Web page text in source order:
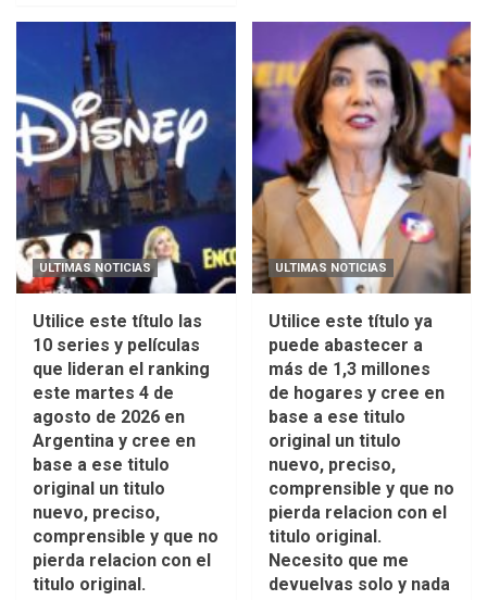
ULTIMAS NOTICIAS
Utilice este título las
10 series y películas
que lideran el ranking
este martes 4 de
agosto de 2026 en
Argentina y cree en
base a ese titulo
original un titulo
nuevo, preciso,
comprensible y que no
pierda relacion con el
titulo original.
ULTIMAS NOTICIAS
Utilice este título ya
puede abastecer a
más de 1,3 millones
de hogares y cree en
base a ese titulo
original un titulo
nuevo, preciso,
comprensible y que no
pierda relacion con el
titulo original.
Necesito que me
devuelvas solo y nada